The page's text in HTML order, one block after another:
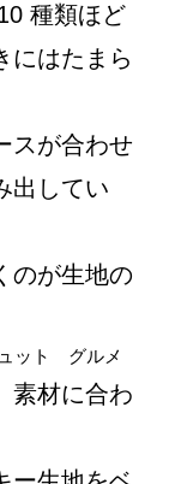
種類ほど
にはたまら
スが合わせ
出してい
のが生地の
素材に合わ